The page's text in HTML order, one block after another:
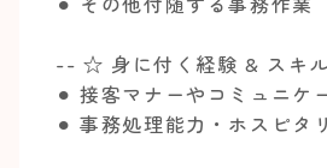
-- ☆ 身に付く経験 & スキ
⚫︎ 接客マナーやコミュニケ
⚫︎ 事務処理能力・ホスピタ